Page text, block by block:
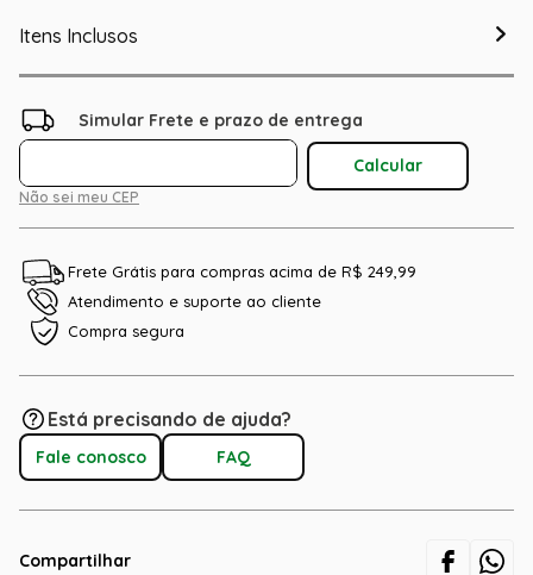
Itens Inclusos
Não sei meu CEP
Frete Grátis para compras acima de R$ 249,99
Atendimento e suporte ao cliente
Compra segura
Está precisando de ajuda?
Fale conosco FAQ
Compartilhar